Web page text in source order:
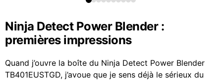
Ninja Detect Power Blender :
premières impressions
Quand j’ouvre la boîte du Ninja Detect Power Blender
TB401EUSTGD, j’avoue que je sens déjà le sérieux du